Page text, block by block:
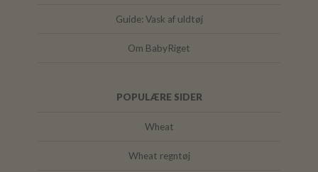
Guide: Vask af uldtøj
Om BabyRiget
POPULÆRE SIDER
Wheat
Wheat regntøj